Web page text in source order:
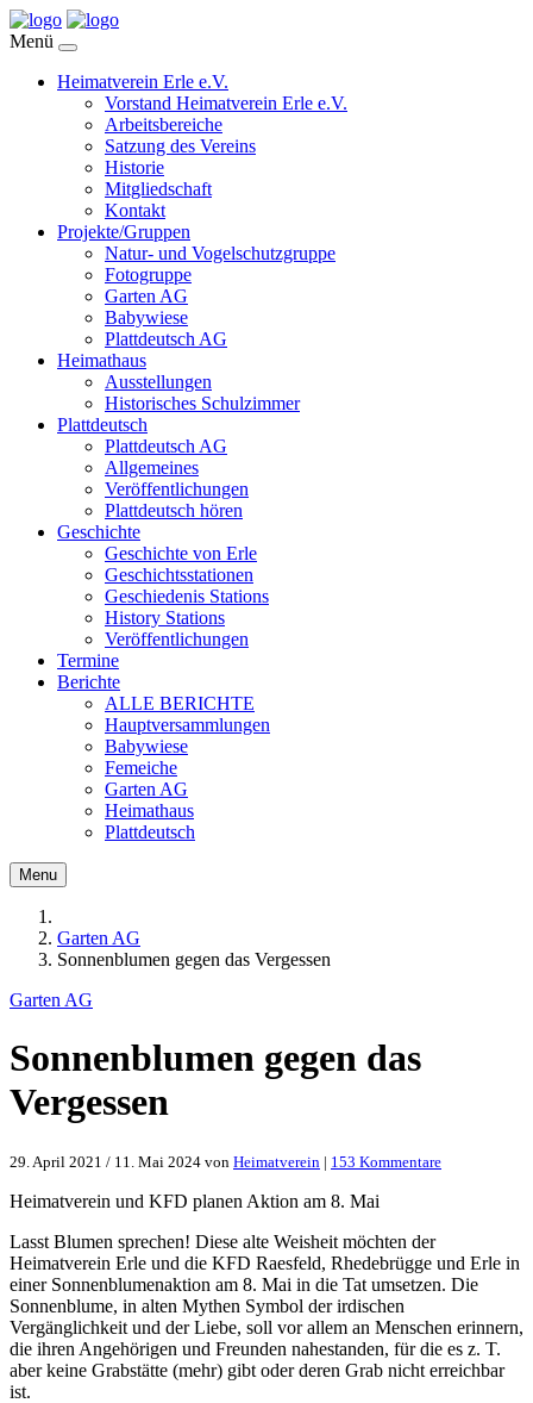
Menü
Heimatverein Erle e.V.
Vorstand Heimatverein Erle e.V.
Arbeitsbereiche
Satzung des Vereins
Historie
Mitgliedschaft
Kontakt
Projekte/Gruppen
Natur- und Vogelschutzgruppe
Fotogruppe
Garten AG
Babywiese
Plattdeutsch AG
Heimathaus
Ausstellungen
Historisches Schulzimmer
Plattdeutsch
Plattdeutsch AG
Allgemeines
Veröffentlichungen
Plattdeutsch hören
Geschichte
Geschichte von Erle
Geschichtsstationen
Geschiedenis Stations
History Stations
Veröffentlichungen
Termine
Berichte
ALLE BERICHTE
Hauptversammlungen
Babywiese
Femeiche
Garten AG
Heimathaus
Plattdeutsch
Menu
Garten AG
Sonnenblumen gegen das Vergessen
Garten AG
Sonnenblumen gegen das
Vergessen
29. April 2021 / 11. Mai 2024 von Heimatverein | 153 Kommentarezu
Heimatverein und KFD planen Aktion am 8. Mai
Lasst Blumen sprechen! Diese alte Weisheit möchten der
Heimatverein Erle und die KFD Raesfeld, Rhedebrügge und Erle in
einer Sonnenblumenaktion am 8. Mai in die Tat umsetzen. Die
Sonnenblume, in alten Mythen Symbol der irdischen
Vergänglichkeit und der Liebe, soll vor allem an Menschen erinnern,
die ihren Angehörigen und Freunden nahestanden, für die es z. T.
aber keine Grabstätte (mehr) gibt oder deren Grab nicht erreichbar
ist.